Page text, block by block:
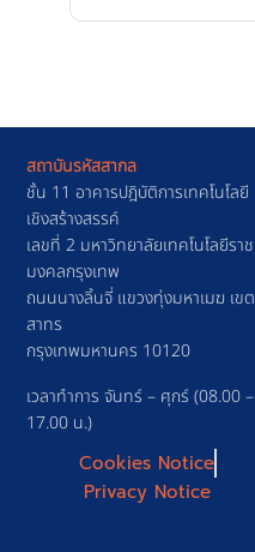
สถาบันรหัสสากล
ชั้น 11 อาคารปฎิบัติการเทคโนโลยี
เชิงสร้างสรรค์
เลขที่ 2 มหาวิทยาลัยเทคโนโลยีราช
มงคลกรุงเทพ
ถนนนางลิ้นจี่ แขวงทุ่งมหาเมฆ เขต
สาทร
กรุงเทพมหานคร 10120
เวลาทำการ จันทร์ – ศุกร์ (08.00 –
17.00 น.)
Cookies Notice
Privacy Notice